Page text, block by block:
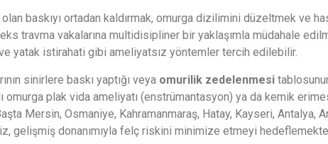
baskıyı ortadan kaldırmak, omurga dizilimini düzeltmek ve
travma vakalarına multidisipliner bir yaklaşımla müdahale
yatak istirahati gibi ameliyatsız yöntemler tercih edilebilir.
sinirlere baskı yaptığı veya omurilik zedelenmesi
omurga plak vida ameliyatı (enstrümantasyon) ya da kemik
Mersin, Osmaniye, Kahramanmaraş, Hatay, Kayseri, Antalya,
gelişmiş donanımıyla felç riskini minimize etmeyi